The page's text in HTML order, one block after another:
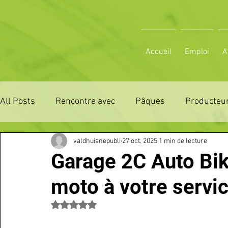
Accueil Emploi
All Posts Rencontre avec Pâques
ZONE DE DISTRIBUTION 28 ZONE DE
3 JOURS LA FERTE COMICE AGRICOLE POLE
Garage 2C Auto
moto à votre
valdhuisnepubli 27 oct. 2025 1 min de lecture
Noté NaN étoiles sur 5.